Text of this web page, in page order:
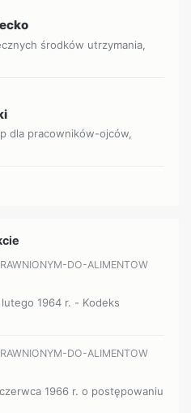
środków utrzymania,
dla pracowników-ojców,
DO-ALIMENTOW
1964 r. - Kodeks
DO-ALIMENTOW
1966 r. o postępowaniu